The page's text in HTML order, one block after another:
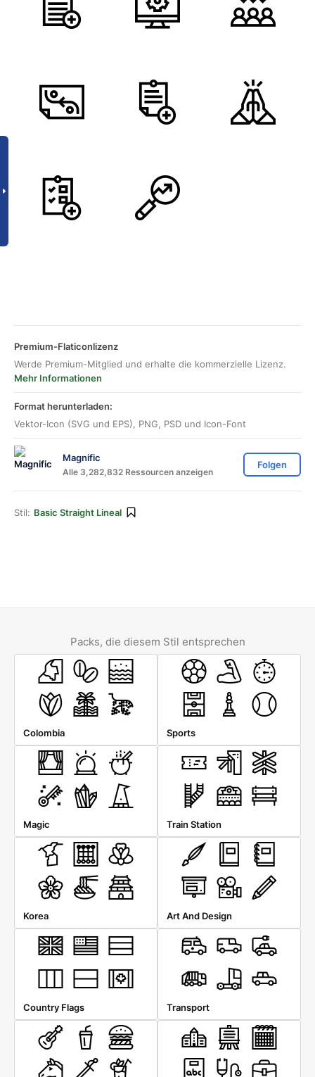
Premium-Flaticonlizenz
Werde Premium-Mitglied und erhalte die kommerzielle Lizenz.
Mehr Informationen
Format herunterladen:
Vektor-Icon (SVG und EPS), PNG, PSD und Icon-Font
Magnific
Alle 3,282,832 Ressourcen anzeigen
Folgen
Stil: Basic Straight Lineal
Packs, die diesem Stil entsprechen
Colombia Sports
Magic Train Station
Korea Art And Design
Country Flags Transport